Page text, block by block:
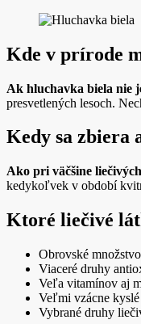
Kde v prírode
Ak hluchavka biela nie
presvetlených lesoch.
Kedy sa zbiera
Ako pri väčšine
kedykoľvek v období
Ktoré liečivé
Obrovské
Viaceré druhy
Veľa vitamínov aj
Veľmi vzácne kyslé
Vybrané druhy